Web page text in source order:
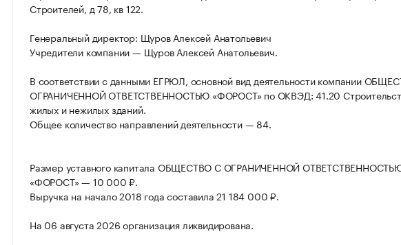
Строителей, д 78, кв 122.
Генеральный директор: Щуров Алексей Анатольевич
Учредители компании — Щуров Алексей Анатольевич.
В соответствии с данными ЕГРЮЛ, основной вид деятельности компании
ОГРАНИЧЕННОЙ ОТВЕТСТВЕННОСТЬЮ «ФОРОСТ» по ОКВЭД: 41.20
жилых и нежилых зданий.
Общее количество направлений деятельности — 84.
Размер уставного капитала ОБЩЕСТВО С ОГРАНИЧЕННОЙ
«ФОРОСТ» — 10 000 ₽.
Выручка на начало 2018 года составила 21 184 000 ₽.
На 06 августа 2026 организация ликвидирована.